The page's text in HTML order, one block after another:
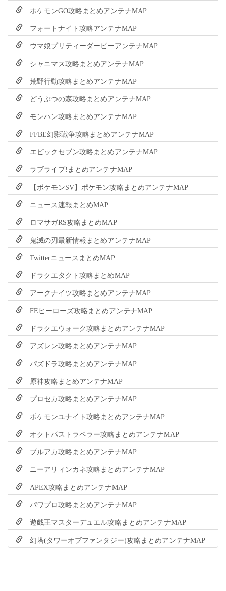
ポケモンGO攻略まとめアンテナMAP
フォートナイト攻略アンテナMAP
ウマ娘プリティーダービーアンテナMAP
シャニマス攻略まとめアンテナMAP
荒野行動攻略まとめアンテナMAP
どうぶつの森攻略まとめアンテナMAP
モンハン攻略まとめアンテナMAP
FFBE幻影戦争攻略まとめアンテナMAP
エピックセブン攻略まとめアンテナMAP
ラブライブ!まとめアンテナMAP
【ポケモンSV】ポケモン攻略まとめアンテナMAP
ニュース速報まとめMAP
ロマサガRS攻略まとめMAP
鬼滅の刃最新情報まとめアンテナMAP
TwitterニュースまとめMAP
ドラクエタクト攻略まとめMAP
アークナイツ攻略まとめアンテナMAP
FEヒーローズ攻略まとめアンテナMAP
ドラクエウォーク攻略まとめアンテナMAP
アズレン攻略まとめアンテナMAP
パズドラ攻略まとめアンテナMAP
原神攻略まとめアンテナMAP
プロセカ攻略まとめアンテナMAP
ポケモンユナイト攻略まとめアンテナMAP
オクトパストラベラー攻略まとめアンテナMAP
ブルアカ攻略まとめアンテナMAP
ニーアリィンカネ攻略まとめアンテナMAP
APEX攻略まとめアンテナMAP
パワプロ攻略まとめアンテナMAP
遊戯王マスターデュエル攻略まとめアンテナMAP
幻塔(タワーオブファンタジー)攻略まとめアンテナMAP